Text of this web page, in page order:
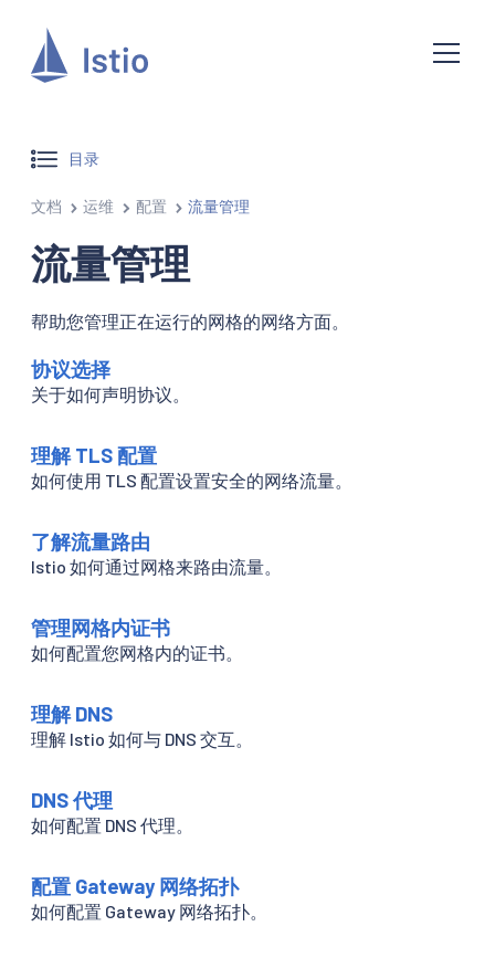
目录
文档 运维 配置 流量管理
流量管理
帮助您管理正在运行的网格的网络方面。
协议选择
关于如何声明协议。
理解 TLS 配置
如何使用 TLS 配置设置安全的网络流量。
了解流量路由
Istio 如何通过网格来路由流量。
管理网格内证书
如何配置您网格内的证书。
理解 DNS
理解 Istio 如何与 DNS 交互。
DNS 代理
如何配置 DNS 代理。
配置 Gateway 网络拓扑
如何配置 Gateway 网络拓扑。